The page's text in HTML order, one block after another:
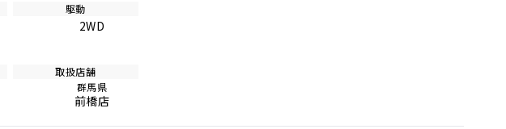
駆動
2WD
取扱店舗
群馬県
前橋店